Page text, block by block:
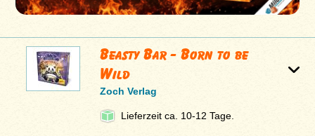
Beasty Bar - Born to be
Wild
Zoch Verlag
Lieferzeit ca. 10-12 Tage.